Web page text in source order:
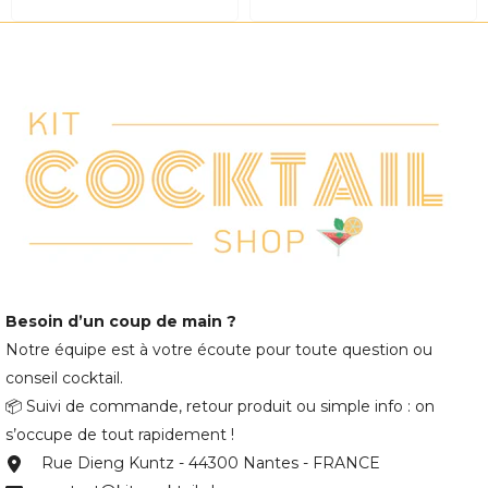
Besoin d’un coup de main ?
Notre équipe est à votre écoute pour toute question ou
conseil cocktail.
📦 Suivi de commande, retour produit ou simple info : on
s’occupe de tout rapidement !
Rue Dieng Kuntz - 44300 Nantes - FRANCE